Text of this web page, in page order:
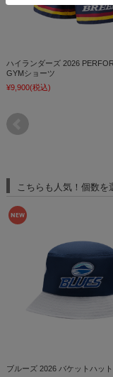
ハイランダーズ 2026
GYMショーツ
¥9,900(税込)
こちらも人気！個数を
ブルーズ 2026 バケットハット